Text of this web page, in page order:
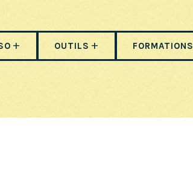
OUTILS FORMATIONS